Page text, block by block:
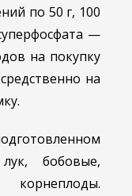
по 50 г, 100
—
на покупку
на
бобовые,